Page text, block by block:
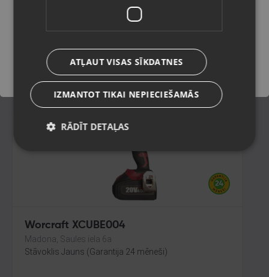
Stāvoklis Lietots (Garantija 6 mēneši)
105.00 €
4.77€/mēn.
Worcraft XCUBE004
Madona, Saules iela 6a
Stāvoklis Jauns (Garantija 24 mēneši)
Saglabāt
ATĻAUT VISAS SĪKDATNES
IZMANTOT TIKAI NEPIECIEŠAMĀS
RĀDĪT DETAĻAS